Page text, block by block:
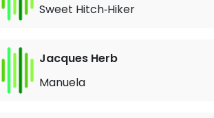
Sweet Hitch‐Hiker
Jacques Herb
Manuela